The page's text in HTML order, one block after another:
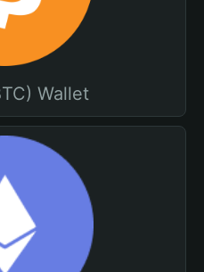
Wallet